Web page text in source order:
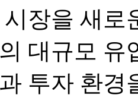
장을 새로
대규모
투자 환경